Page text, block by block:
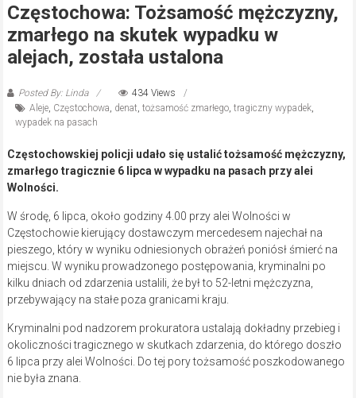
Częstochowa: Tożsamość mężczyzny,
zmarłego na skutek wypadku w
alejach, została ustalona
Posted By: Linda
434 Views
Aleje, Częstochowa denat tożsamość zmarłego, tragiczny wypadek,
wypadek na pasach
Częstochowskiej policji udało się ustalić tożsamość mężczyzny,
zmarłego tragicznie 6 lipca w wypadku na pasach przy alei
Wolności.
W środę, 6 lipca, około godziny 4.00 przy alei Wolności w
Częstochowie kierujący dostawczym mercedesem najechał na
pieszego, który w wyniku odniesionych obrażeń poniósł śmierć na
miejscu. W wyniku prowadzonego postępowania, kryminalni po
kilku dniach od zdarzenia ustalili, że był to 52-letni mężczyzna,
przebywający na stałe poza granicami kraju.
Kryminalni pod nadzorem prokuratora ustalają dokładny przebieg i
okoliczności tragicznego w skutkach zdarzenia, do którego doszło
6 lipca przy alei Wolności. Do tej pory tożsamość poszkodowanego
nie była znana.